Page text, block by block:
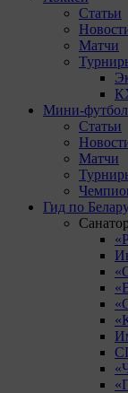
Статьи
Матчи
Мини-футбол
Статьи
Матчи
Гид по